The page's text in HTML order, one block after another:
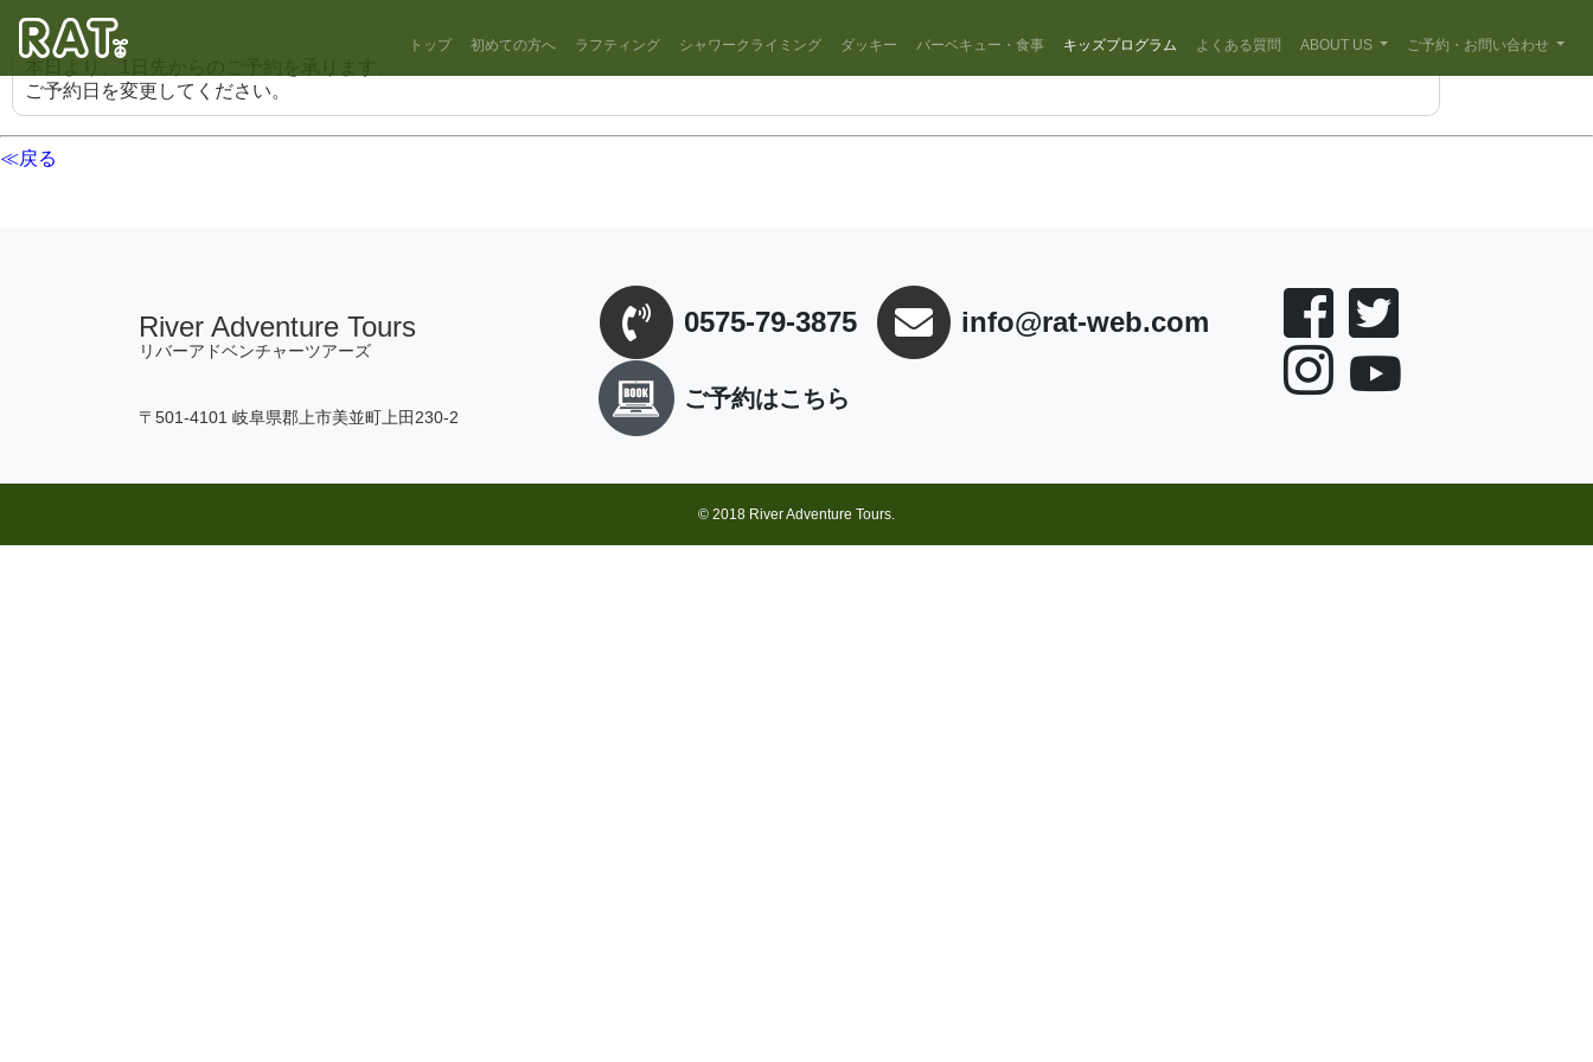
トップ 初めての方へ ラフティング シャワークライミング ダッキー バーベキュー・食事 キッズプログラム よくある質問 ABOUT US ご予約・お問い合わせ
ご予約日を変更してください。
≪戻る
River Adventure Tours
リバーアドベンチャーツアーズ
〒501-4101 岐阜県郡上市美並町上田230-2
0575-79-3875 info@rat-web.com
ご予約はこちら
© 2018 River Adventure Tours.